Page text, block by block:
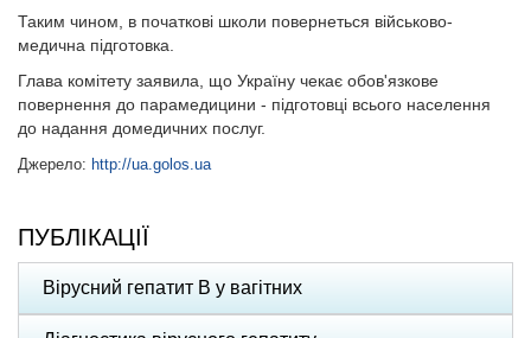
Таким чином, в початкові школи повернеться військово-
медична підготовка.
Глава комітету заявила, що Україну чекає обов'язкове
повернення до парамедицини - підготовці всього населення
до надання домедичних послуг.
Джерело: http://ua.golos.ua
ПУБЛІКАЦІЇ
Вірусний гепатит В у вагітних